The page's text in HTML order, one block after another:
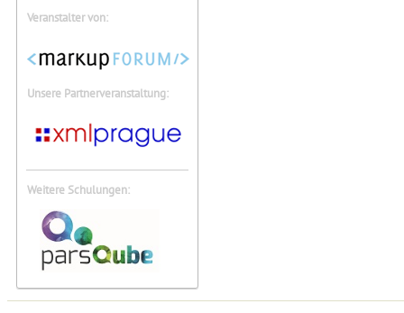
Veranstalter von:
Unsere Partnerveranstaltung:
Weitere Schulungen: